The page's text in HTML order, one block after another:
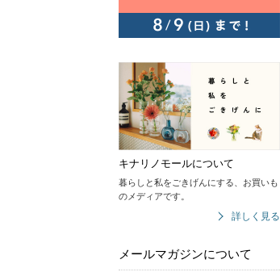
キナリノモールについて
暮らしと私をごきげんにする、お買いも
のメディアです。
詳しく見る
メールマガジンについて